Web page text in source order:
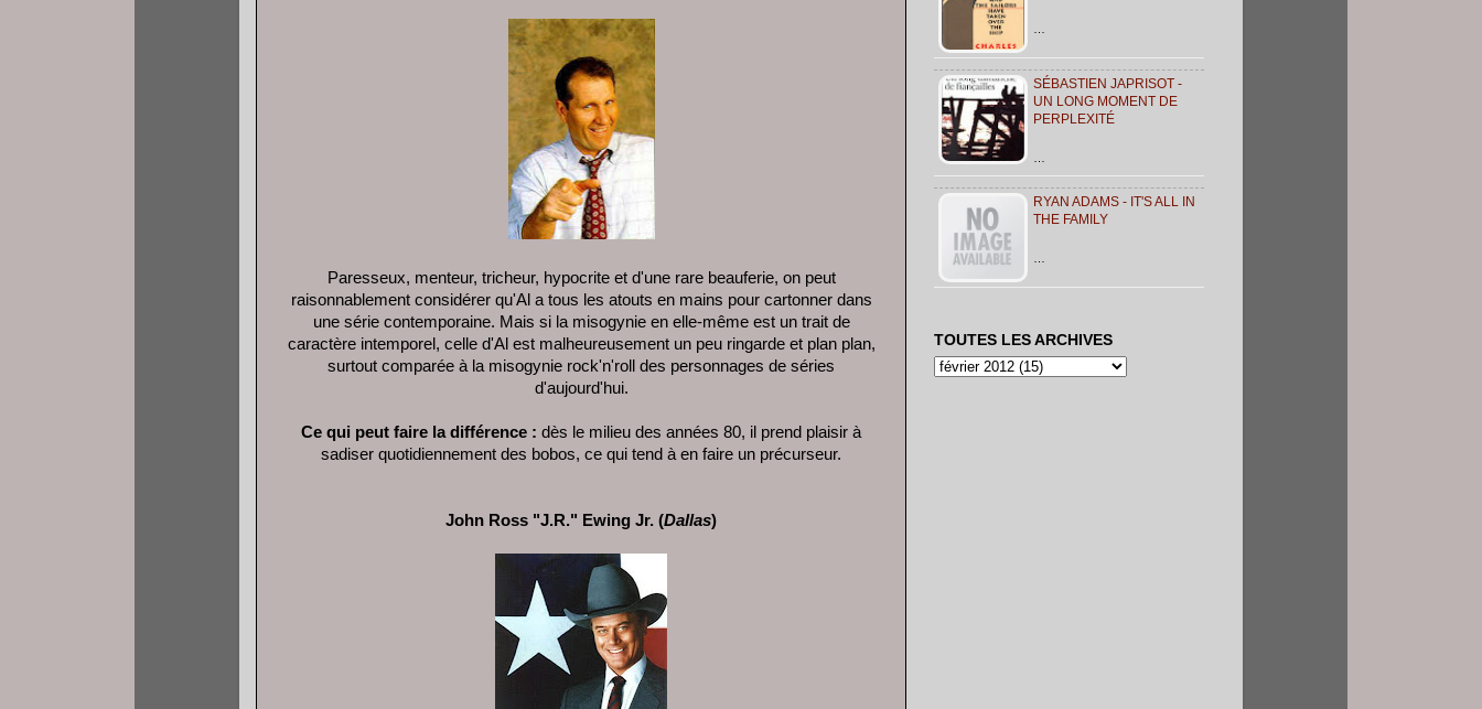
Paresseux, menteur, tricheur, hypocrite et d'une rare beauferie, on peut
raisonnablement considérer qu'Al a tous les atouts en mains pour cartonner dans
une série contemporaine. Mais si la misogynie en elle-même est un trait de
caractère intemporel, celle d'Al est malheureusement un peu ringarde et plan plan,
surtout comparée à la misogynie rock'n'roll des personnages de séries
d'aujourd'hui.
Ce qui peut faire la différence : dès le milieu des années 80, il prend plaisir à
sadiser quotidiennement des bobos, ce qui tend à en faire un précurseur.
John Ross "J.R." Ewing Jr. (Dallas)
SÉBASTIEN JAPRISOT -
UN LONG MOMENT DE
PERPLEXITÉ
RYAN ADAMS - IT'S ALL IN
THE FAMILY
TOUTES LES ARCHIVES